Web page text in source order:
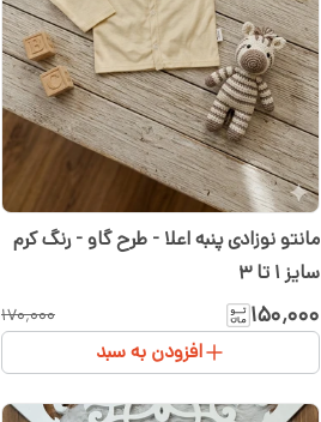
مانتو نوزادی پنبه اعلا - طرح گاو - رنگ کرم
سایز ۱ تا ۳
۱۵۰٬۰۰۰ ۱۷۰٬۰۰۰
افزودن به سبد